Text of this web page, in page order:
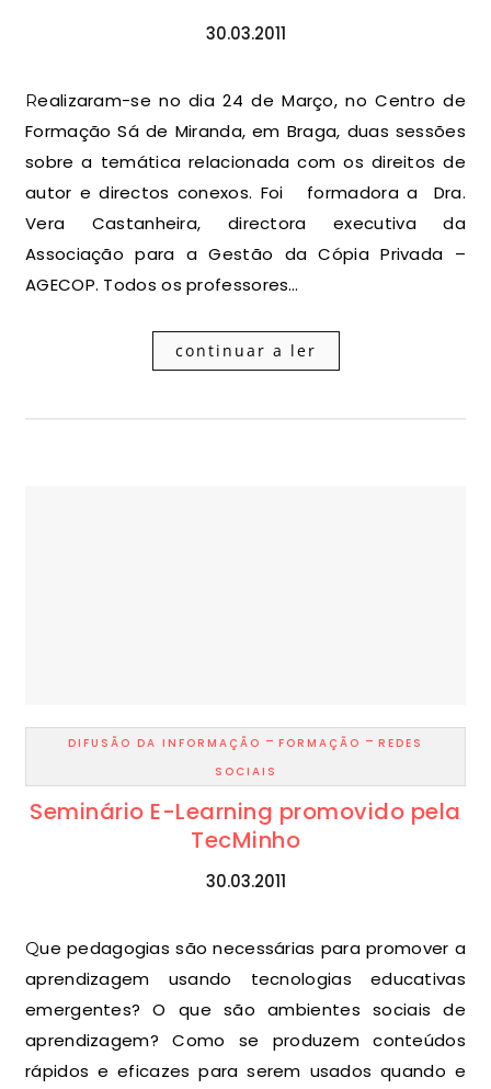
30.03.2011
Realizaram-se no dia 24 de Março, no Centro de
Formação Sá de Miranda, em Braga, duas sessões
sobre a temática relacionada com os direitos de
autor e directos conexos. Foi formadora a Dra.
Vera Castanheira, directora executiva da
Associação para a Gestão da Cópia Privada –
AGECOP. Todos os professores…
continuar a ler
DIFUSÃO DA INFORMAÇÃO - FORMAÇÃO - REDES
SOCIAIS
Seminário E-Learning promovido pela
TecMinho
30.03.2011
Que pedagogias são necessárias para promover a
aprendizagem usando tecnologias educativas
emergentes? O que são ambientes sociais de
aprendizagem? Como se produzem conteúdos
rápidos e eficazes para serem usados quando e